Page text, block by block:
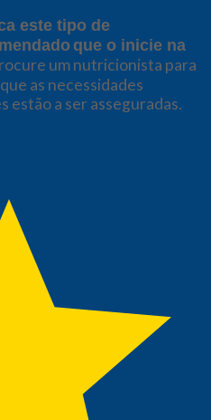
este tipo de
que o inicie na
um nutricionista para
as necessidades
a ser asseguradas.